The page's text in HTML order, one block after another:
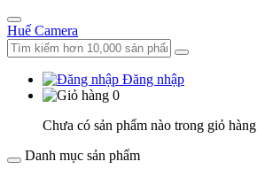
Huế Camera
Đăng nhập
0
Chưa có sản phẩm nào trong giỏ hàng
Danh mục sản phẩm